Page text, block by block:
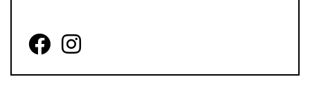
Follow us on Facebook
Follow us on Instagram